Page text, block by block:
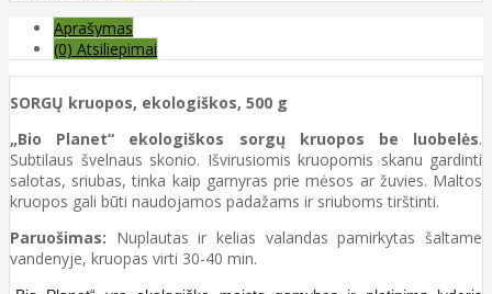
Aprašymas
(0) Atsiliepimai
SORGŲ kruopos, ekologiškos, 500 g
„Bio Planet“ ekologiškos sorgų kruopos be luobelės.
Subtilaus švelnaus skonio. Išvirusiomis kruopomis skanu gardinti
salotas, sriubas, tinka kaip garnyras prie mėsos ar žuvies. Maltos
kruopos gali būti naudojamos padažams ir sriuboms tirštinti.
Paruošimas: Nuplautas ir kelias valandas pamirkytas šaltame
vandenyje, kruopas virti 30-40 min.